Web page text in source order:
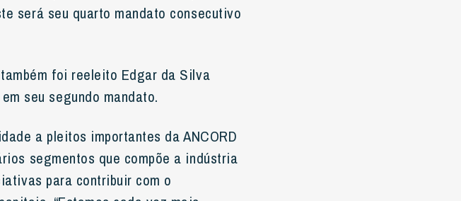
será seu quarto mandato consecutivo
foi reeleito Edgar da Silva
seu segundo mandato.
a pleitos importantes da ANCORD
segmentos que compõe a indústria
para contribuir com o